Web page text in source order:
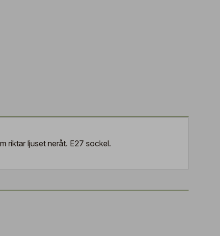
riktar ljuset neråt. E27 sockel.